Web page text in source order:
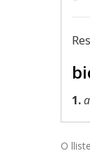
1.
O